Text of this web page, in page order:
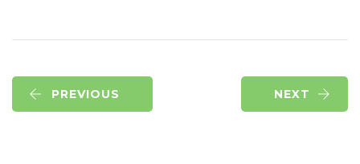
PREVIOUS NEXT